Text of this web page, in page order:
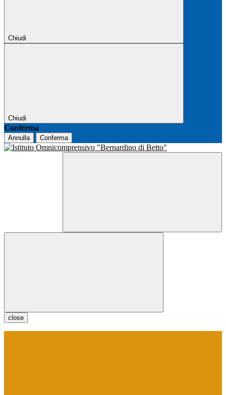
Chiudi
Chiudi
Conferma
Annulla Conferma
close